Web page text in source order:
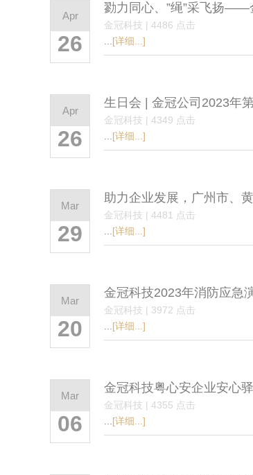
Apr
26
勠力同心、”绳”采飞扬——
金冠科技 | 4486 点击
[详细...]
Apr
26
生日会 | 金冠公司2023年
金冠科技 | 4349 点击
[详细...]
Mar
29
助力企业发展，广州市、
金冠科技 | 4481 点击
[详细...]
Mar
20
金冠科技2023年消防应急
金冠科技 | 3972 点击
[详细...]
Mar
06
金冠科技粤心安企业安心
金冠科技 | 4355 点击
[详细...]